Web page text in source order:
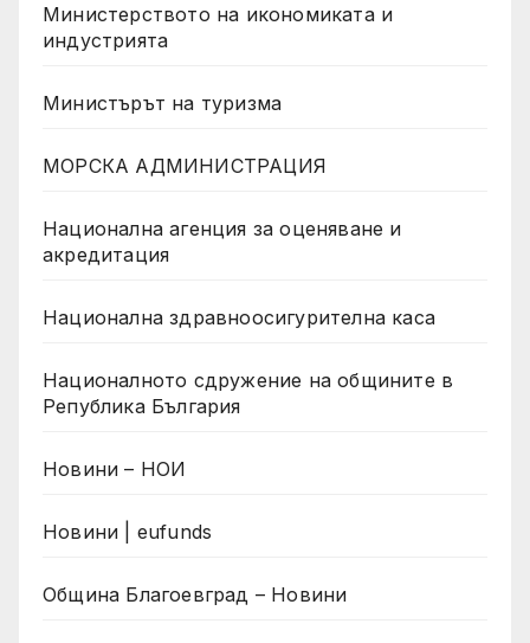
Министерството на икономиката и
индустрията
Министърът на туризма
МОРСКА АДМИНИСТРАЦИЯ
Национална агенция за оценяване и
акредитация
Национална здравноосигурителна каса
Националното сдружение на общините в
Република България
Новини – НОИ
Новини | eufunds
Община Благоевград – Новини